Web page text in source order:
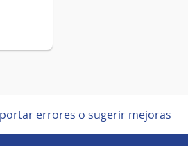
errores o sugerir mejoras